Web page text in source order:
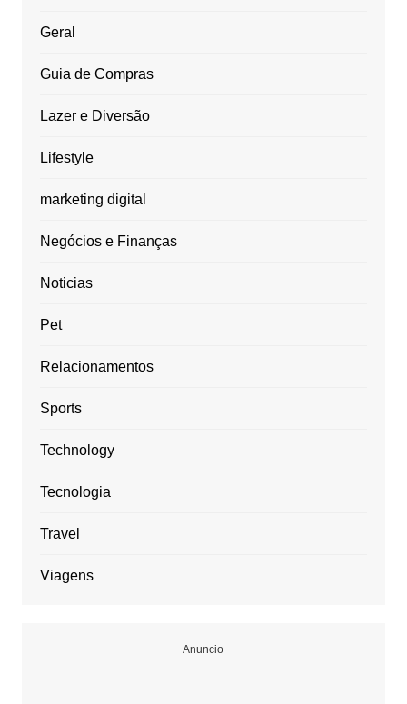
Geral
Guia de Compras
Lazer e Diversão
Lifestyle
marketing digital
Negócios e Finanças
Noticias
Pet
Relacionamentos
Sports
Technology
Tecnologia
Travel
Viagens
Anuncio